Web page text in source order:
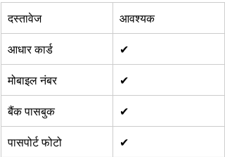
दस्तावेज
आवश्यक
आधार कार्ड
✔
मोबाइल नंबर
✔
बैंक पासबुक
✔
पासपोर्ट फोटो
✔